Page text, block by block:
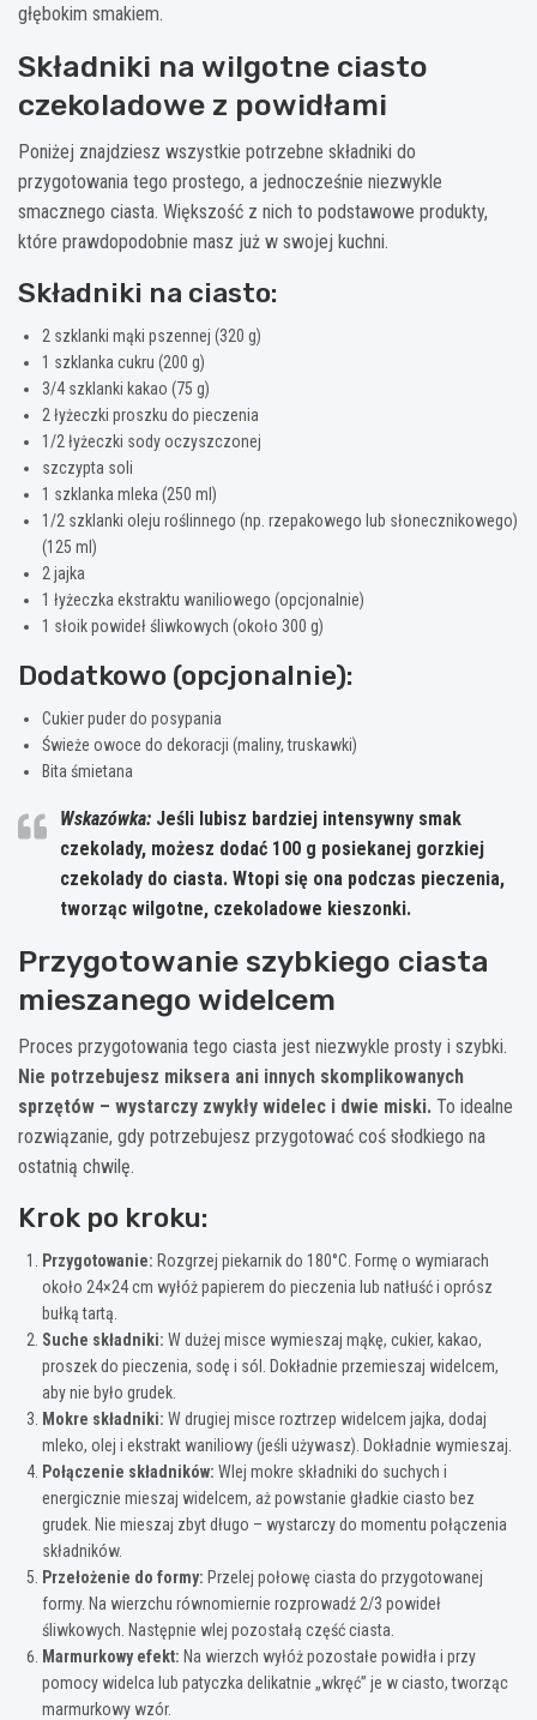
głębokim smakiem.
Składniki na wilgotne ciasto
czekoladowe z powidłami
Poniżej znajdziesz wszystkie potrzebne składniki do
przygotowania tego prostego, a jednocześnie niezwykle
smacznego ciasta. Większość z nich to podstawowe produkty,
które prawdopodobnie masz już w swojej kuchni.
Składniki na ciasto:
2 szklanki mąki pszennej (320 g)
1 szklanka cukru (200 g)
3/4 szklanki kakao (75 g)
2 łyżeczki proszku do pieczenia
1/2 łyżeczki sody oczyszczonej
szczypta soli
1 szklanka mleka (250 ml)
1/2 szklanki oleju roślinnego (np. rzepakowego lub słonecznikowego)
(125 ml)
2 jajka
1 łyżeczka ekstraktu waniliowego (opcjonalnie)
1 słoik powideł śliwkowych (około 300 g)
Dodatkowo (opcjonalnie):
Cukier puder do posypania
Świeże owoce do dekoracji (maliny, truskawki)
Bita śmietana
Wskazówka: Jeśli lubisz bardziej intensywny smak
czekolady, możesz dodać 100 g posiekanej gorzkiej
czekolady do ciasta. Wtopi się ona podczas pieczenia,
tworząc wilgotne, czekoladowe kieszonki.
Przygotowanie szybkiego ciasta
mieszanego widelcem
Proces przygotowania tego ciasta jest niezwykle prosty i szybki.
Nie potrzebujesz miksera ani innych skomplikowanych
sprzętów – wystarczy zwykły widelec i dwie miski. To idealne
rozwiązanie, gdy potrzebujesz przygotować coś słodkiego na
ostatnią chwilę.
Krok po kroku:
Przygotowanie: Rozgrzej piekarnik do 180°C. Formę o wymiarach
około 24×24 cm wyłóż papierem do pieczenia lub natłuść i oprósz
bułką tartą.
Suche składniki: W dużej misce wymieszaj mąkę, cukier, kakao,
proszek do pieczenia, sodę i sól. Dokładnie przemieszaj widelcem,
aby nie było grudek.
Mokre składniki: W drugiej misce roztrzep widelcem jajka, dodaj
mleko, olej i ekstrakt waniliowy (jeśli używasz). Dokładnie wymieszaj.
Połączenie składników: Wlej mokre składniki do suchych i
energicznie mieszaj widelcem, aż powstanie gładkie ciasto bez
grudek. Nie mieszaj zbyt długo – wystarczy do momentu połączenia
składników.
Przełożenie do formy: Przelej połowę ciasta do przygotowanej
formy. Na wierzchu równomiernie rozprowadź 2/3 powideł
śliwkowych. Następnie wlej pozostałą część ciasta.
Marmurkowy efekt: Na wierzch wyłóż pozostałe powidła i przy
pomocy widelca lub patyczka delikatnie „wkręć” je w ciasto, tworząc
marmurkowy wzór.